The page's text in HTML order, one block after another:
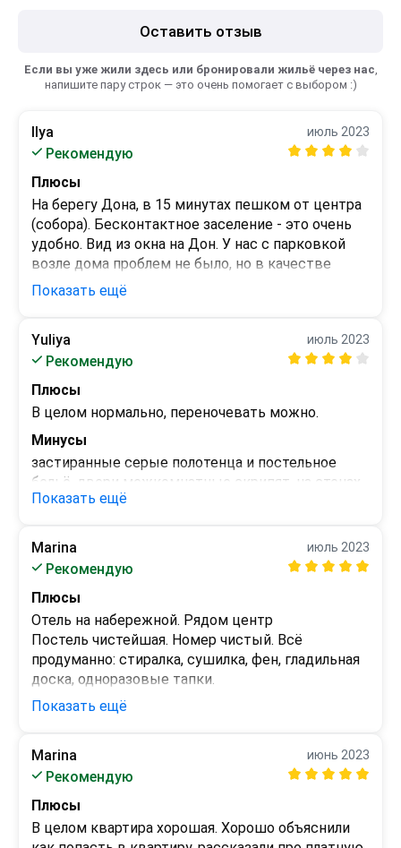
Оставить отзыв
Если вы уже жили здесь или бронировали жильё через нас,
напишите пару строк — это очень помогает с выбором :)
Ilya
Рекомендую
июль 2023
Плюсы
На берегу Дона, в 15 минутах пешком от центра
(собора). Бесконтактное заселение - это очень
удобно. Вид из окна на Дон. У нас с парковкой
возле дома проблем не было, но в качестве
альтернативы есть платные парковки рядом.
Не хватало комплекта постельного белья, хотя
количество гостей было указано при
бронировании. Заселялись в 22.30, так в этот
день никто его и не донес, одному пришлось
спать без белья. Интерьер весьма поношенный...
Были проблемы с горячей водой. Цена довольно
высока для такого качества обслуживания и
апартаментов.
Показать ещё
Yuliya
Рекомендую
июль 2023
Плюсы
В целом нормально, переночевать можно.
Минусы
застиранные серые полотенца и постельное
бельё, двери межкомнатные скрипят, на стенах
кое-где пятна. Исправьте пожалуйста и будет
Показать ещё
Marina
Рекомендую
июль 2023
Плюсы
Отель на набережной. Рядом центр
Постель чистейшая. Номер чистый. Всё
продуманно: стиралка, сушилка, фен, гладильная
доска, одноразовые тапки.
Всё очень чисто.
Встретили. Заселили. При проблемах с
и решил вопрос.
Минусы
Показать ещё
Marina
Рекомендую
июнь 2023
Плюсы
В целом квартира хорошая. Хорошо объяснили